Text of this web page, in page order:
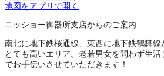
地図をアプリで開く
ニッショー御器所支店からのご案内
南北に地下鉄桜通線、東西に地下鉄鶴舞
とても高いエリア。老若男女を問わず生
でお手伝いさせていただきます！